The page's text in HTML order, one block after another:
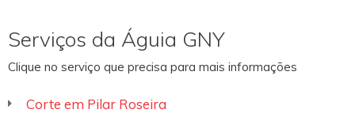
Serviços da Águia GNY
Clique no serviço que precisa para mais informações
Corte em Pilar Roseira